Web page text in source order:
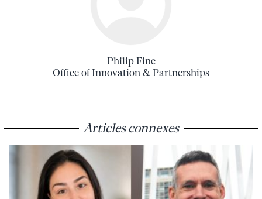
Philip Fine
Office of Innovation & Partnerships
Articles connexes